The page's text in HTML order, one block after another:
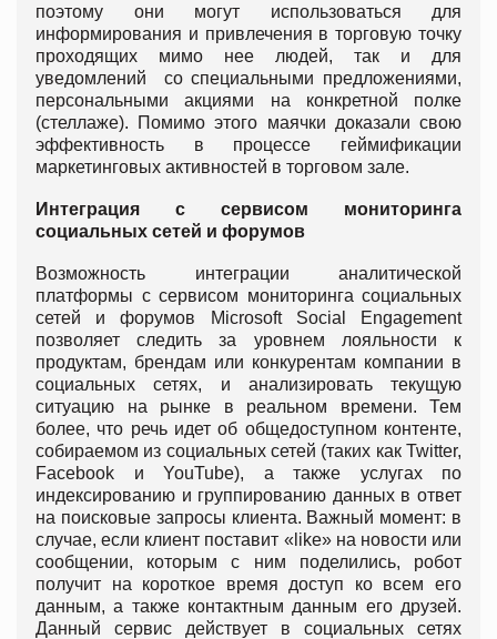
поэтому они могут использоваться для
информирования и привлечения в торговую точку
проходящих мимо нее людей, так и для
уведомлений со специальными предложениями,
персональными акциями на конкретной полке
(стеллаже). Помимо этого маячки доказали свою
эффективность в процессе геймификации
маркетинговых активностей в торговом зале.
Интеграция с сервисом мониторинга
социальных сетей и форумов
Возможность интеграции аналитической
платформы с сервисом мониторинга социальных
сетей и форумов Microsoft Social Engagement
позволяет следить за уровнем лояльности к
продуктам, брендам или конкурентам компании в
социальных сетях, и анализировать текущую
ситуацию на рынке в реальном времени. Тем
более, что речь идет об общедоступном контенте,
собираемом из социальных сетей (таких как Twitter,
Facebook и YouTube), а также услугах по
индексированию и группированию данных в ответ
на поисковые запросы клиента. Важный момент: в
случае, если клиент поставит «like» на новости или
сообщении, которым с ним поделились, робот
получит на короткое время доступ ко всем его
данным, а также контактным данным его друзей.
Данный сервис действует в социальных сетях